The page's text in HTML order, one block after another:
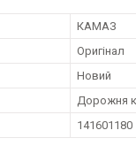
КАМАЗ
Оригінал
Новий
Дорожня
141601180